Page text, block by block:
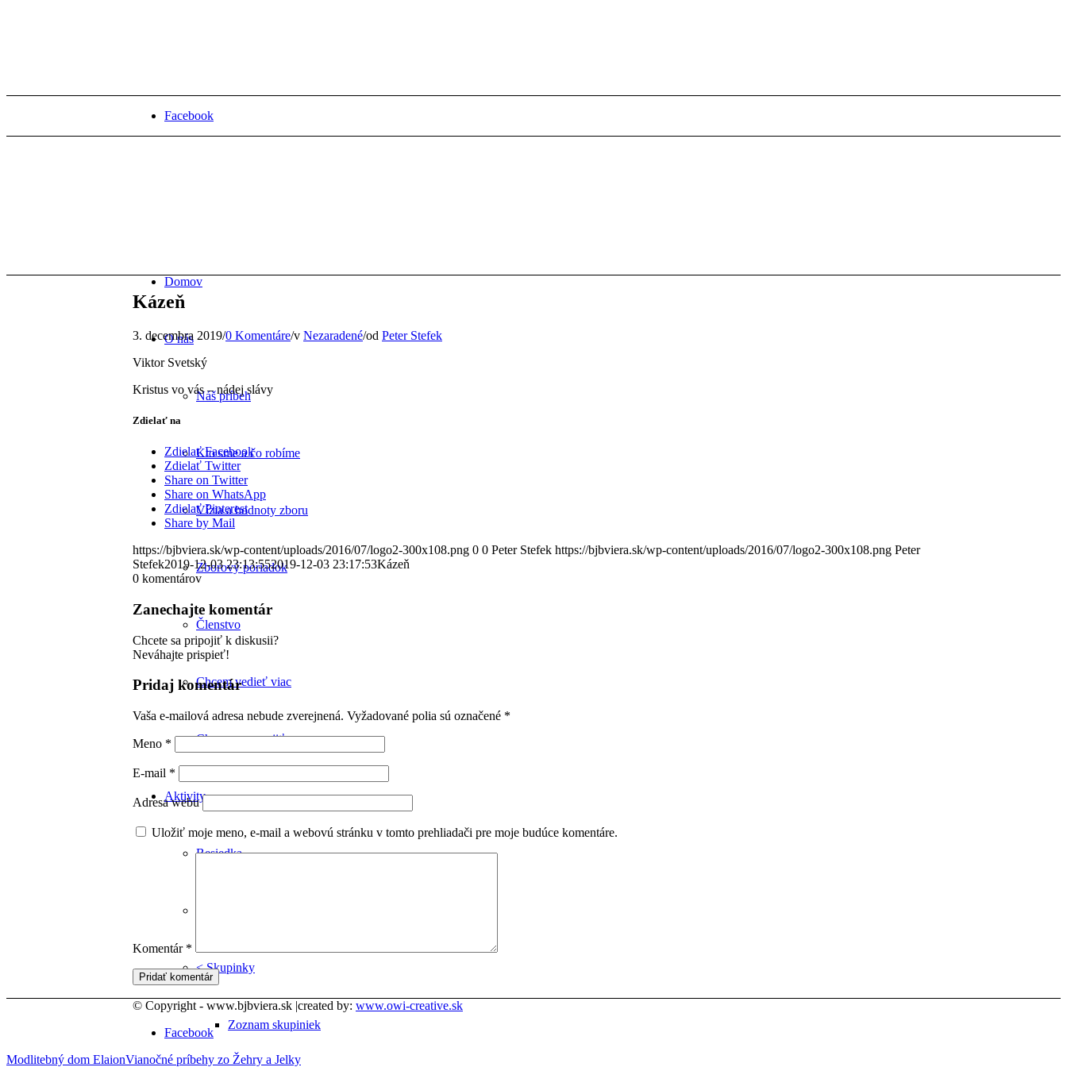
Facebook
Domov
O nás
Náš príbeh
Kto sme a čo robíme
Vízia a hodnoty zboru
Zborový poriadok
Členstvo
Chcem vedieť viac
Chcem sa zapojiť
Aktivity
Besiedka
< Skupinky
Zoznam skupiniek
Kázeň
3. decembra 2019/0 Komentáre/v Nezaradené/od Peter Stefek
Viktor Svetský
Kristus vo vás – nádej slávy
Zdielať na
Zdielať Facebook
Zdielať Twitter
Share on Twitter
Share on WhatsApp
Zdielať Pinterest
Share by Mail
https://bjbviera.sk/wp-content/uploads/2016/07/logo2-300x108.png 0 0 Peter Stefek https://bjbviera.sk/wp-content/uploads/2016/07/logo2-300x108.png Peter
Stefek2019-12-03 23:13:552019-12-03 23:17:53Kázeň
0 komentárov
Zanechajte komentár
Chcete sa pripojiť k diskusii?
Neváhajte prispieť!
Pridaj komentár
Vaša e-mailová adresa nebude zverejnená. Vyžadované polia sú označené *
Meno *
E-mail *
Adresa webu
Uložiť moje meno, e-mail a webovú stránku v tomto prehliadači pre moje budúce komentáre.
Komentár *
© Copyright - www.bjbviera.sk |created by: www.owi-creative.sk
Facebook
Modlitebný dom ElaionVianočné príbehy zo Žehry a Jelky